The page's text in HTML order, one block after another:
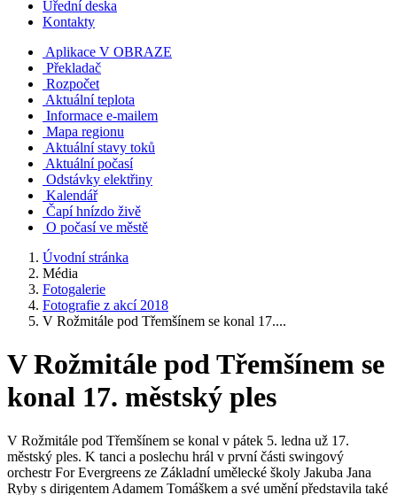
Úřední deska
Kontakty
Aplikace V OBRAZE
Překladač
Rozpočet
Aktuální teplota
Informace e-mailem
Mapa regionu
Aktuální stavy toků
Aktuální počasí
Odstávky elektřiny
Kalendář
Čapí hnízdo živě
O počasí ve městě
Úvodní stránka
Média
Fotogalerie
Fotografie z akcí 2018
V Rožmitále pod Třemšínem se konal 17....
V Rožmitále pod Třemšínem se
konal 17. městský ples
V Rožmitále pod Třemšínem se konal v pátek 5. ledna už 17.
městský ples. K tanci a poslechu hrál v první části swingový
orchestr For Evergreens ze Základní umělecké školy Jakuba Jana
Ryby s dirigentem Adamem Tomáškem a své umění představila také